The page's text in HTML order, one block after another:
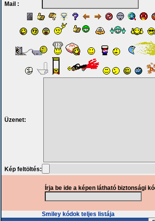
Mail :
Üzenet:
Kép feltöltés:
Írja be ide a képen látható biztonsági
Smiley kódok teljes listája